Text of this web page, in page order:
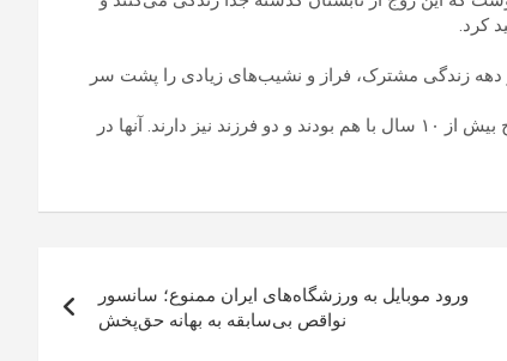
کرد.
دهه زندگی مشترک، فراز و نشیب‌های زیادی را پشت سر
بازیگر فیلم «دختر بچه» پیش از این با تام کروز ازدواج کرده بود. این زوج بیش از ۱۰ سال با هم بودند و دو فرزند نیز دارند. آنها در
ورود موبایل به ورزشگاه‌های ایران ممنوع؛ سانسور
نواقص بی‌سابقه به بهانه حق‌پخش